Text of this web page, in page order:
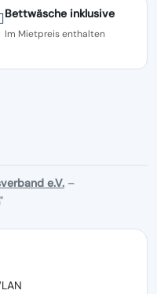
Bettwäsche inklusive
Im Mietpreis enthalten
e.V. –